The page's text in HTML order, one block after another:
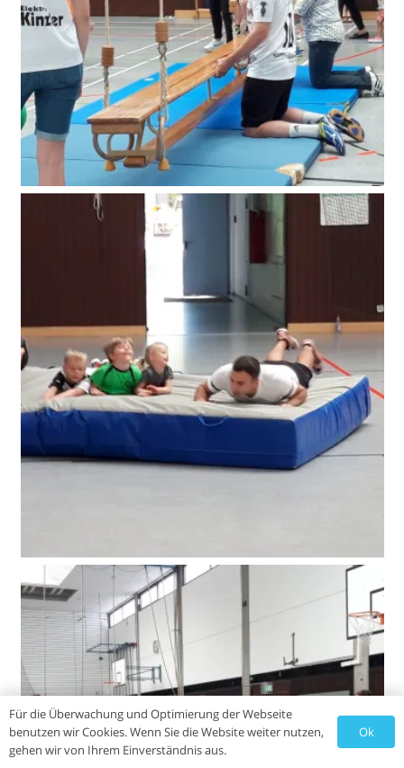
Für die Überwachung und Optimierung der Webseite
benutzen wir Cookies. Wenn Sie die Website weiter nutzen,
gehen wir von Ihrem Einverständnis aus.
Ok